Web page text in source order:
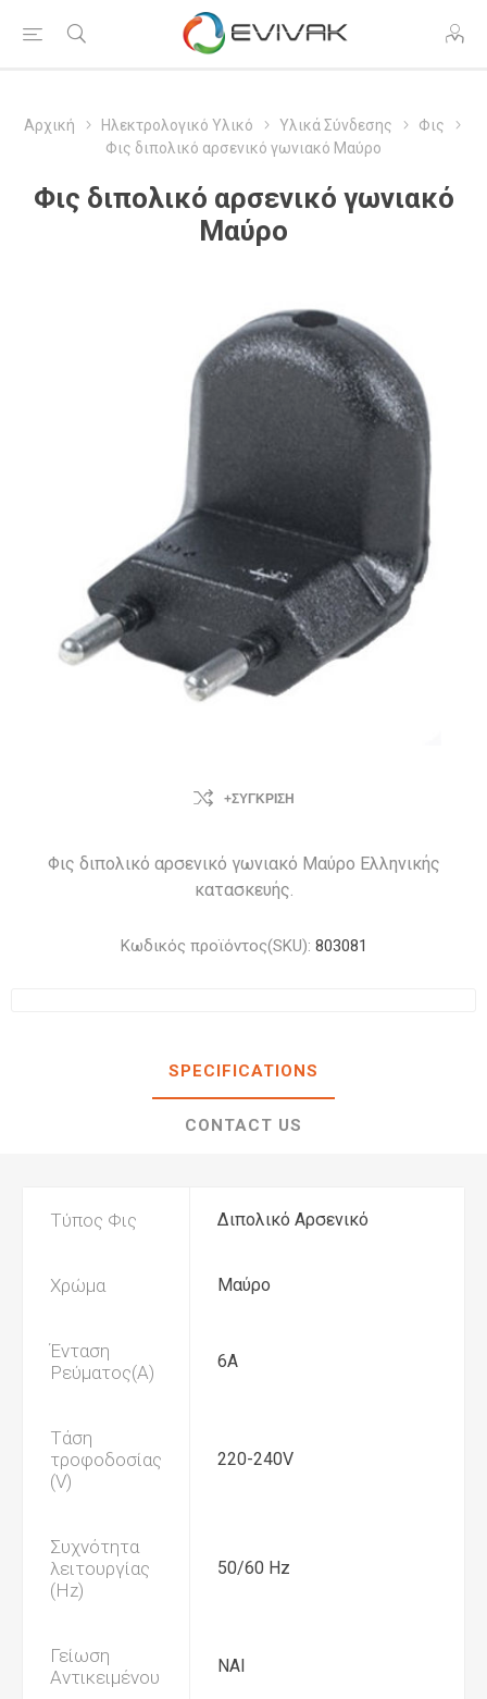
Αρχική Ηλεκτρολογικό Υλικό Υλικά Σύνδεσης
Φις
Φις διπολικό αρσενικό γωνιακό Μαύρο
Φις διπολικό αρσενικό γωνιακό
Μαύρο
+ΣΎΓΚΡΙΣΗ
Φις διπολικό αρσενικό γωνιακό Μαύρο Ελληνικής
κατασκευής.
Κωδικός προϊόντος(SKU): 803081
SPECIFICATIONS
CONTACT US
Τύπος Φις Διπολικό Αρσενικό
Χρώμα Μαύρο
Ένταση
Ρεύματος(Α)
6Α
Τάση
τροφοδοσίας
(V)
220-240V
Συχνότητα
λειτουργίας
(Hz)
50/60 Hz
Γείωση
Αντικειμένου
ΝΑΙ